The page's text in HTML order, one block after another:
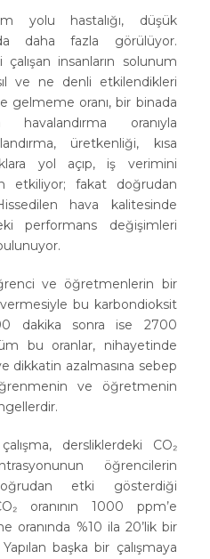
yolu hastalığı, düşük
daha fazla görülüyor.
çalışan insanların solunum
ve ne denli etkilendikleri
gelmeme oranı, bir binada
oranıyla
üretkenliği, kısa
yol açıp, iş verimini
etkiliyor; fakat doğrudan
hava kalitesinde
performans değişimleri
ve öğretmenlerin bir
bu karbondioksit
dakika sonra ise 2700
bu oranlar, nihayetinde
dikkatin azalmasına sebep
ve öğretmenin
dersliklerdeki CO₂
öğrencilerin
etki gösterdiği
oranının 1000 ppm’e
oranında %10 ila 20’lik bir
başka bir çalışmaya